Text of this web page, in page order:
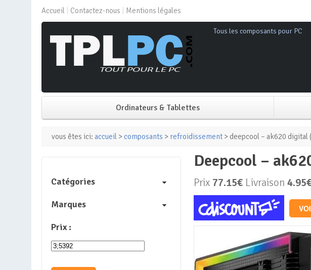
Accueil Contactez-nous Mentions légales
Tous les composants pour PC
Ordinateurs & Tablettes
PC de bureau
Mini PC
PC Tout-en-un
Boitier
Carte
Carte
vous êtes ici: accueil > composants > refroidissement > deepcool – ak620 digital
deepcool –
Prix 77.15€ Livraison
Catégories
Marques
Prix :